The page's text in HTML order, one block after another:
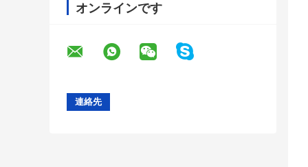
オンラインです